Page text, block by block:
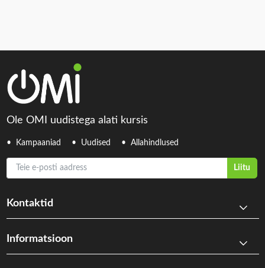
Ole OMI uudistega alati kursis
Kampaaniad Uudised Allahindlused
Teie e-posti aadress
Liitu
Kontaktid
Informatsioon